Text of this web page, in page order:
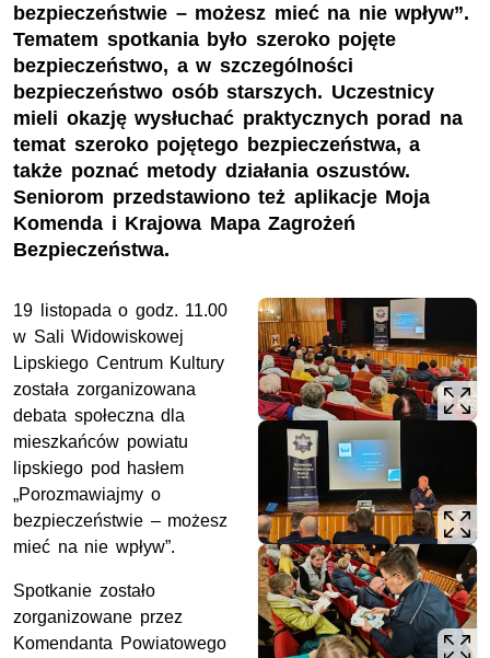
bezpieczeństwie – możesz mieć na nie wpływ”.
Tematem spotkania było szeroko pojęte
bezpieczeństwo, a w szczególności
bezpieczeństwo osób starszych. Uczestnicy
mieli okazję wysłuchać praktycznych porad na
temat szeroko pojętego bezpieczeństwa, a
także poznać metody działania oszustów.
Seniorom przedstawiono też aplikacje Moja
Komenda i Krajowa Mapa Zagrożeń
Bezpieczeństwa.
19 listopada o godz. 11.00
w Sali Widowiskowej
Lipskiego Centrum Kultury
została zorganizowana
debata społeczna dla
mieszkańców powiatu
lipskiego pod hasłem
„Porozmawiajmy o
bezpieczeństwie – możesz
mieć na nie wpływ”.
Spotkanie zostało
zorganizowane przez
Komendanta Powiatowego